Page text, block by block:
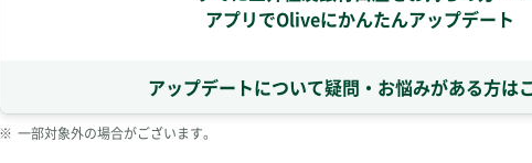
アプリでOliveにかんたんアップデート
アップデートについて疑問・お悩みがある方は
※ 一部対象外の場合がございます。